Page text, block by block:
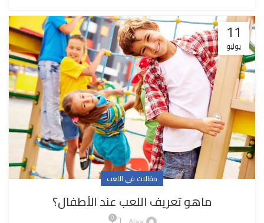
11
يوليو
مقالات في اللعب
ماهو تعريف اللعب عند الأطفال؟
0